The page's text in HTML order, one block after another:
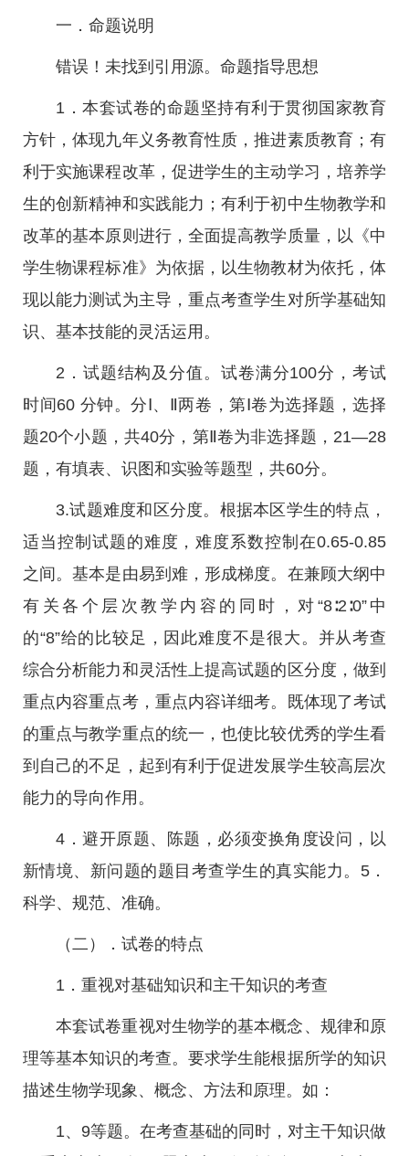
一．命题说明
错误！未找到引用源。命题指导思想
1．本套试卷的命题坚持有利于贯彻国家教育
方针，体现九年义务教育性质，推进素质教育；有
利于实施课程改革，促进学生的主动学习，培养学
生的创新精神和实践能力；有利于初中生物教学和
改革的基本原则进行，全面提高教学质量，以《中
学生物课程标准》为依据，以生物教材为依托，体
现以能力测试为主导，重点考查学生对所学基础知
识、基本技能的灵活运用。
2．试题结构及分值。试卷满分100分，考试
时间60 分钟。分Ⅰ、Ⅱ两卷，第Ⅰ卷为选择题，选择
题20个小题，共40分，第Ⅱ卷为非选择题，21—28
题，有填表、识图和实验等题型，共60分。
3.试题难度和区分度。根据本区学生的特点，
适当控制试题的难度，难度系数控制在0.65-0.85
之间。基本是由易到难，形成梯度。在兼顾大纲中
有关各个层次教学内容的同时，对“8∶2∶0”中
的“8”给的比较足，因此难度不是很大。并从考查
综合分析能力和灵活性上提高试题的区分度，做到
重点内容重点考，重点内容详细考。既体现了考试
的重点与教学重点的统一，也使比较优秀的学生看
到自己的不足，起到有利于促进发展学生较高层次
能力的导向作用。
4．避开原题、陈题，必须变换角度设问，以
新情境、新问题的题目考查学生的真实能力。5．
科学、规范、准确。
（二）．试卷的特点
1．重视对基础知识和主干知识的考查
本套试卷重视对生物学的基本概念、规律和原
理等基本知识的考查。要求学生能根据所学的知识
描述生物学现象、概念、方法和原理。如：
1、9等题。在考查基础的同时，对主干知识做